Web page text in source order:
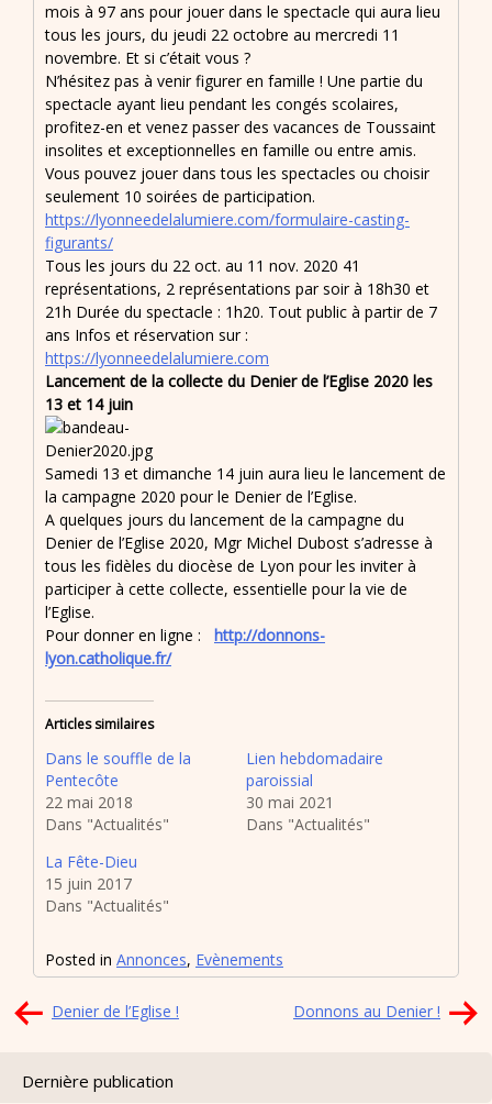
mois à 97 ans pour jouer dans le spectacle qui aura lieu
tous les jours, du jeudi 22 octobre au mercredi 11
novembre. Et si c’était vous ?
N’hésitez pas à venir figurer en famille ! Une partie du
spectacle ayant lieu pendant les congés scolaires,
profitez-en et venez passer des vacances de Toussaint
insolites et exceptionnelles en famille ou entre amis.
Vous pouvez jouer dans tous les spectacles ou choisir
seulement 10 soirées de participation.
https://lyonneedelalumiere.com/formulaire-casting-
figurants/
Tous les jours du 22 oct. au 11 nov. 2020 41
représentations, 2 représentations par soir à 18h30 et
21h Durée du spectacle : 1h20. Tout public à partir de 7
ans Infos et réservation sur :
https://lyonneedelalumiere.com
Lancement de la collecte du Denier de l’Eglise 2020 les
13 et 14 juin
Samedi 13 et dimanche 14 juin aura lieu le lancement de
la campagne 2020 pour le Denier de l’Eglise.
A quelques jours du lancement de la campagne du
Denier de l’Eglise 2020, Mgr Michel Dubost s’adresse à
tous les fidèles du diocèse de Lyon pour les inviter à
participer à cette collecte, essentielle pour la vie de
l’Eglise.
Pour donner en ligne : http://donnons-
lyon.catholique.fr/
Articles similaires
Dans le souffle de la
Pentecôte
22 mai 2018
Dans "Actualités"
Lien hebdomadaire
paroissial
30 mai 2021
Dans "Actualités"
La Fête-Dieu
15 juin 2017
Dans "Actualités"
Posted in Annonces, Evènements
Navigation
l’article
Denier de l’Eglise ! Donnons au Denier !
Dernière publication